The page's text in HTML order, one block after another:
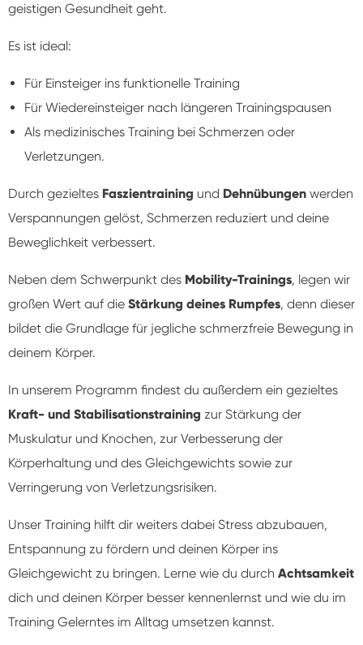
geistigen Gesundheit geht.
Es ist ideal:
Für Einsteiger ins funktionelle Training
Für Wiedereinsteiger nach längeren Trainingspausen
Als medizinisches Training bei Schmerzen oder
Verletzungen.
Durch gezieltes Faszientraining und Dehnübungen werden
Verspannungen gelöst, Schmerzen reduziert und deine
Beweglichkeit verbessert.
Neben dem Schwerpunkt des Mobility-Trainings, legen wir
großen Wert auf die Stärkung deines Rumpfes, denn dieser
bildet die Grundlage für jegliche schmerzfreie Bewegung in
deinem Körper.
In unserem Programm findest du außerdem ein gezieltes
Kraft- und Stabilisationstraining zur Stärkung der
Muskulatur und Knochen, zur Verbesserung der
Körperhaltung und des Gleichgewichts sowie zur
Verringerung von Verletzungsrisiken.
Unser Training hilft dir weiters dabei Stress abzubauen,
Entspannung zu fördern und deinen Körper ins
Gleichgewicht zu bringen. Lerne wie du durch Achtsamkeit
dich und deinen Körper besser kennenlernst und wie du im
Training Gelerntes im Alltag umsetzen kannst.